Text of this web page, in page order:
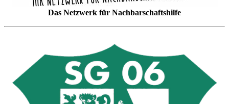
Das Netzwerk für Nachbarschaftshilfe